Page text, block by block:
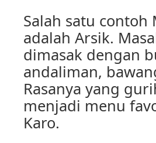
Salah satu contoh
adalah Arsik.
dimasak dengan
andaliman,
Rasanya yang
menjadi menu
Karo.